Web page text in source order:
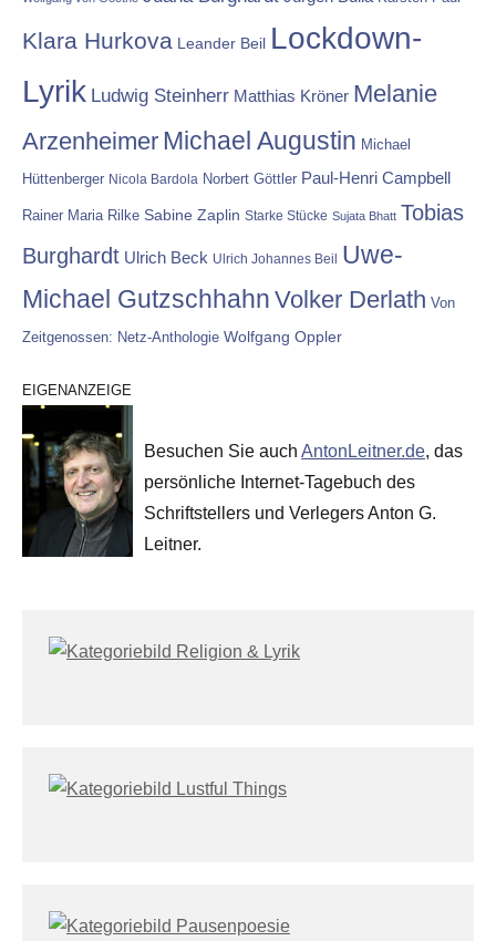
Klara Hurkova Leander Beil Lockdown-
Lyrik Ludwig Steinherr Matthias Kröner Melanie
Arzenheimer Michael Augustin Michael
Hüttenberger Nicola Bardola Norbert Göttler Paul-Henri Campbell
Rainer Maria Rilke Sabine Zaplin Starke Stücke Sujata Bhatt Tobias
Burghardt Ulrich Beck Ulrich Johannes Beil
Uwe-
Michael Gutzschhahn Volker Derlath Von
Zeitgenossen: Netz-Anthologie Wolfgang Oppler
EIGENANZEIGE
Besuchen Sie auch AntonLeitner.de, das
persönliche Internet-Tagebuch des
Schriftstellers und Verlegers Anton G.
Leitner.